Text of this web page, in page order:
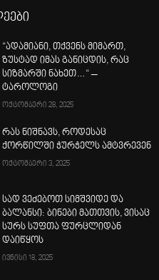
“ადამიანი, თქვენს მიმართ,
ზუსტად იმას განიცდის, რაც
სიზმარში ნახეთ…“ –
ტაროლოგი
ოქტომბერი 28, 2025
რას ნიშნავს, როდესაც
ქორწილში ჭურჭელს ამტვრევენ
ოქტომბერი 3, 2025
სად ვეძებოთ სიმშვიდე და
ბალანსი: ბინები მათთვის, ვისაც
სურს სუფთა ფურცლიდან
დაიწყოს
ივნისი 18, 2025